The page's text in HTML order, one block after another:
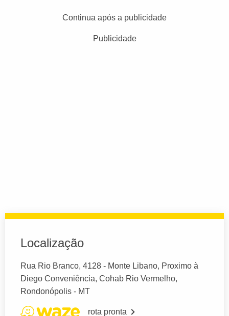
Continua após a publicidade
Publicidade
Localização
Rua Rio Branco, 4128 - Monte Libano, Proximo à
Diego Conveniência, Cohab Rio Vermelho,
Rondonópolis - MT
rota pronta